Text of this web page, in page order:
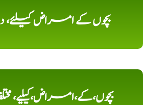
بچوں کے امراض کیلئے،
بچوں،کے،امراض،کیلیے،